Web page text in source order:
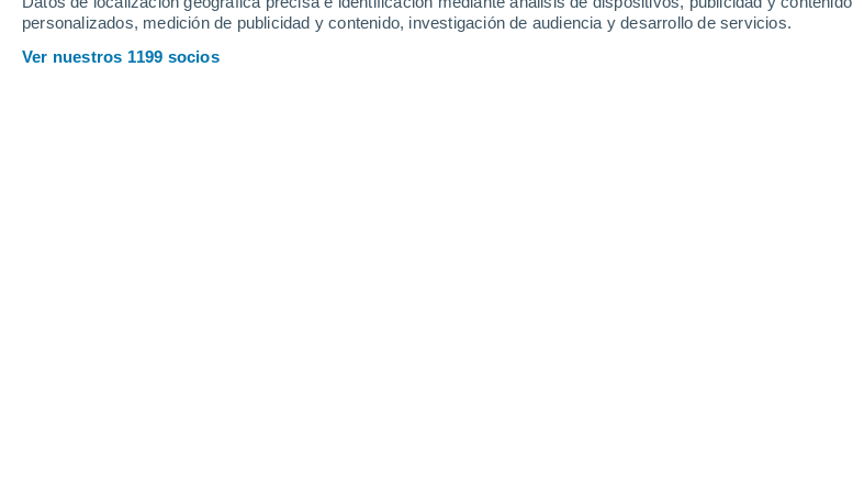
personalizados, medición de publicidad y contenido, investigación de audiencia y desarrollo de servicios.
Ver nuestros 1199 socios
D